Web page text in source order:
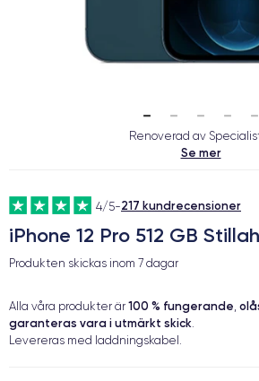
Renoverad av
Se mer
4/5-217 kundrecensioner
iPhone 12 Pro 512 GB
Produkten skickas inom 7 dagar
Alla våra produkter är 100 % fungerande,
garanteras vara i utmärkt skick.
Levereras med laddningskabel.